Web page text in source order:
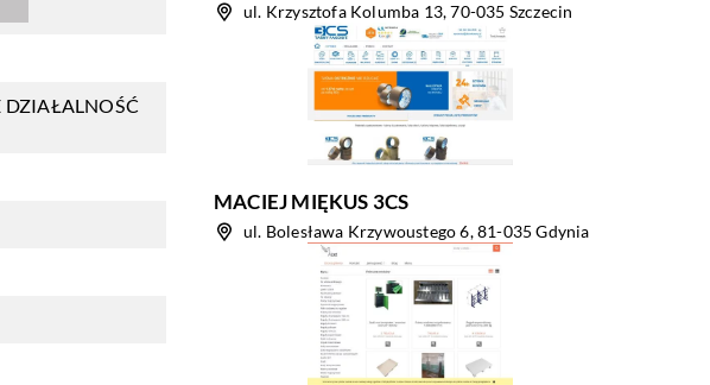
DZIAŁALNOŚĆ
ul. Krzysztofa Kolumba 13, 70-035 Szczecin
MACIEJ MIĘKUS 3CS
ul. Bolesława Krzywoustego 6, 81-035 Gdynia